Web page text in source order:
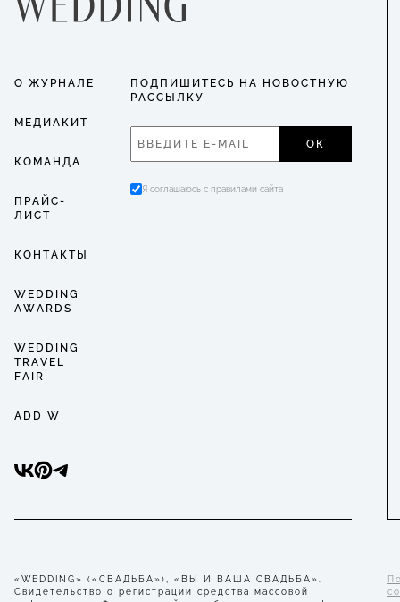
О ЖУРНАЛЕ
МЕДИАКИТ
КОМАНДА
ПРАЙС-
ЛИСТ
КОНТАКТЫ
WEDDING
AWARDS
WEDDING
TRAVEL
FAIR
ADD W
ПОДПИШИТЕСЬ НА НОВОСТНУЮ
РАССЫЛКУ
ОК
Я соглашаюсь с правилами сайта
«WEDDING» («СВАДЬБА»), «ВЫ И ВАША СВАДЬБА».
Свидетельство о регистрации средства массовой